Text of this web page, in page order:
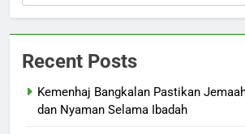
Recent Posts
Kemenhaj Bangkalan Pastikan
dan Nyaman Selama Ibadah